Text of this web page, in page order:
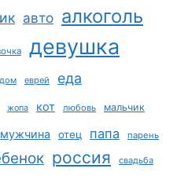
авто алкоголь
девушка
дом еврей еда
жопа кот любовь мальчик
мужчина отец папа парень
россия свадьба